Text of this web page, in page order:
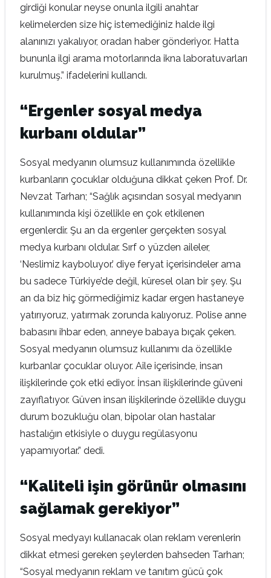
girdiği konular neyse onunla ilgili anahtar
kelimelerden size hiç istemediğiniz halde ilgi
alanınızı yakalıyor, oradan haber gönderiyor. Hatta
bununla ilgi arama motorlarında ikna laboratuvarları
kurulmuş.” ifadelerini kullandı.
“Ergenler sosyal medya
kurbanı oldular”
Sosyal medyanın olumsuz kullanımında özellikle
kurbanların çocuklar olduğuna dikkat çeken Prof. Dr.
Nevzat Tarhan; “Sağlık açısından sosyal medyanın
kullanımında kişi özellikle en çok etkilenen
ergenlerdir. Şu an da ergenler gerçekten sosyal
medya kurbanı oldular. Sırf o yüzden aileler,
‘Neslimiz kayboluyor.’ diye feryat içerisindeler ama
bu sadece Türkiye’de değil, küresel olan bir şey. Şu
an da biz hiç görmediğimiz kadar ergen hastaneye
yatırıyoruz, yatırmak zorunda kalıyoruz. Polise anne
babasını ihbar eden, anneye babaya bıçak çeken.
Sosyal medyanın olumsuz kullanımı da özellikle
kurbanlar çocuklar oluyor. Aile içerisinde, insan
ilişkilerinde çok etki ediyor. İnsan ilişkilerinde güveni
zayıflatıyor. Güven insan ilişkilerinde özellikle duygu
durum bozukluğu olan, bipolar olan hastalar
hastalığın etkisiyle o duygu regülasyonu
yapamıyorlar.” dedi.
“Kaliteli işin görünür olmasını
sağlamak gerekiyor”
Sosyal medyayı kullanacak olan reklam verenlerin
dikkat etmesi gereken şeylerden bahseden Tarhan;
“Sosyal medyanın reklam ve tanıtım gücü çok